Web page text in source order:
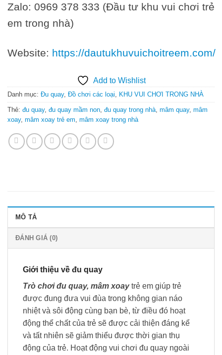
Zalo: 0969 378 333 (Đầu tư khu vui chơi trẻ
em trong nhà)
Website: https://dautukhuvuichoitreem.com/
Add to Wishlist
Danh mục: Đu quay, Đồ chơi các loại KHU VUI CHƠI TRONG NHÀ
Thẻ: đu quay, đu quay mầm non đu quay trong nhà mâm quay, mâm
xoay, mâm xoay trẻ em mâm xoay trong nhà
MÔ TẢ
ĐÁNH GIÁ (0)
Giới thiệu về đu quay
Trò chơi đu quay, mâm xoaytrẻ em giúp trẻ
được đung đưa vui đùa trong không gian náo
nhiệt và sôi động cùng bạn bè, từ điều đó hoạt
động thể chất của trẻ sẽ được cải thiện đáng kể
và tất nhiên sẽ giảm thiểu được thời gian thụ
động của trẻ. Hoạt động vui chơi đu quay ngoài